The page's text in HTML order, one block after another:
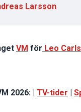
Larsson
VM för Leo
2026: | TV-tider